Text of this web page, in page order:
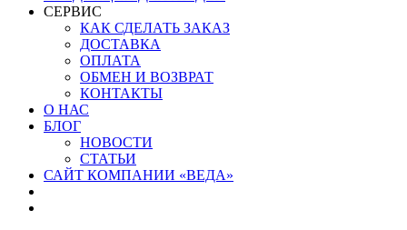
СЕРВИС
КАК СДЕЛАТЬ ЗАКАЗ
ДОСТАВКА
ОПЛАТА
ОБМЕН И ВОЗВРАТ
КОНТАКТЫ
О НАС
БЛОГ
НОВОСТИ
СТАТЬИ
САЙТ КОМПАНИИ «ВЕДА»